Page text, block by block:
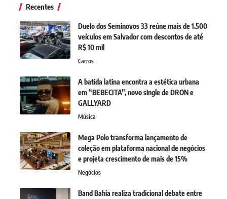
Recentes
Duelo dos Seminovos 33 reúne mais de 1.500
veículos em Salvador com descontos de até
R$ 10 mil
Carros
A batida latina encontra a estética urbana
em “BEBECITA”, novo single de DRON e
GALLYARD
Música
Mega Polo transforma lançamento de
coleção em plataforma nacional de negócios
e projeta crescimento de mais de 15%
Negócios
Band Bahia realiza tradicional debate entre